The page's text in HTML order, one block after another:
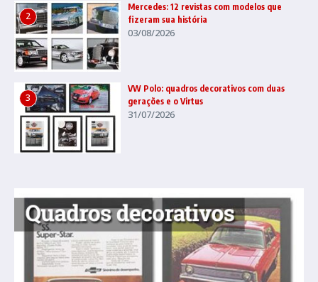
2
Mercedes: 12 revistas com modelos que
fizeram sua história
03/08/2026
3
VW Polo: quadros decorativos com duas
gerações e o Virtus
31/07/2026